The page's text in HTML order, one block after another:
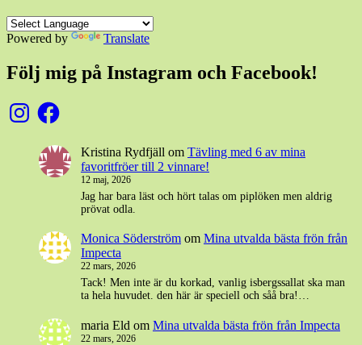
Powered by Translate
Följ mig på Instagram och Facebook!
InstagramFacebook
Kristina Rydfjäll om Tävling med 6 av mina
favoritfröer till 2 vinnare!
12 maj, 2026
Jag har bara läst och hört talas om piplöken men aldrig
prövat odla.
Monica Söderström om Mina utvalda bästa frön från
Impecta
22 mars, 2026
Tack! Men inte är du korkad, vanlig isbergssallat ska man
ta hela huvudet. den här är speciell och såå bra!…
maria Eld om Mina utvalda bästa frön från Impecta
22 mars, 2026